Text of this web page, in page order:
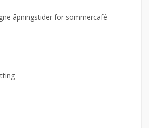
åpningstider for sommercafé